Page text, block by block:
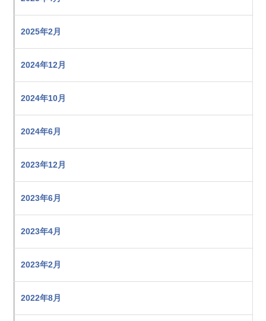
2025年2月
2024年12月
2024年10月
2024年6月
2023年12月
2023年6月
2023年4月
2023年2月
2022年8月